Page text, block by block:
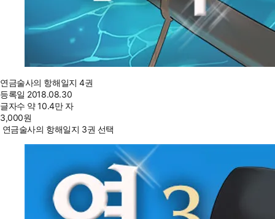
연금술사의 항해일지 4권
등록일 2018.08.30
글자수 약 10.4만 자
3,000원
연금술사의 항해일지 3권 선택